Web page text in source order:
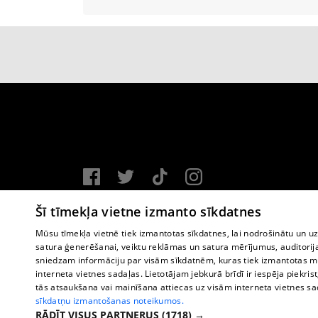
Vortal assistance service: e-mail -
Copyright © 2004-2026 SIA HELIO MEDIA.
All rights reserved.
Šī tīmekļa vietne izmanto sīkdatnes
Mūsu tīmekļa vietnē tiek izmantotas sīkdatnes, lai nodrošinātu un
satura ģenerēšanai, veiktu reklāmas un satura mērījumus,
sniedzam informāciju par visām sīkdatnēm, kuras tiek izmantotas
interneta vietnes sadaļas. Lietotājam jebkurā brīdī ir iespēja
tās atsaukšana vai mainīšana attiecas uz visām interneta vietnes
sīkdatņu izmantošanas noteikumos.
RĀDĪT VISUS PARTNERUS (1718) →